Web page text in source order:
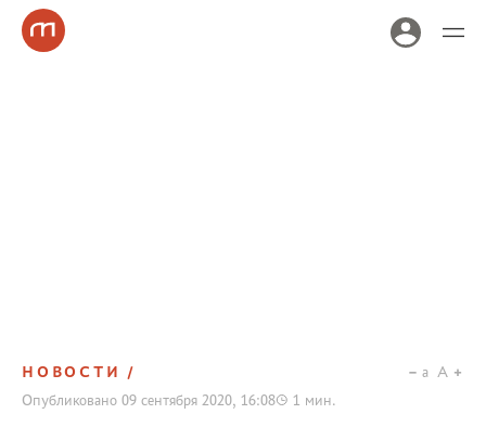
НОВОСТИ
Опубликовано 09 сентября 2020, 16:08 1 мин.
a A